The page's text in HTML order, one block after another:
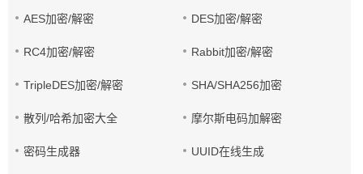
AES加密/解密 DES加密/解密
RC4加密/解密 Rabbit加密/解密
TripleDES加密/解密 SHA/SHA256加密
散列/哈希加密大全 摩尔斯电码加解密
密码生成器 UUID在线生成